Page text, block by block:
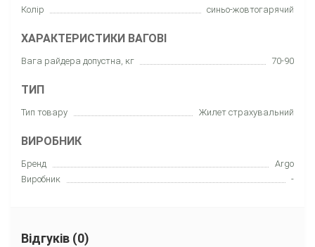
Колір синьо-жовтогарячий
ХАРАКТЕРИСТИКИ ВАГОВІ
Вага райдера допустна, кг 70-90
ТИП
Тип товару Жилет страхувальний
ВИРОБНИК
Бренд
Argo
Виробник
-
Відгуків (0)